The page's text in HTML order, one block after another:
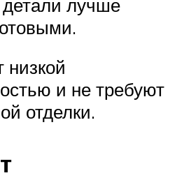
детали лучше
и не требуют
отделки.